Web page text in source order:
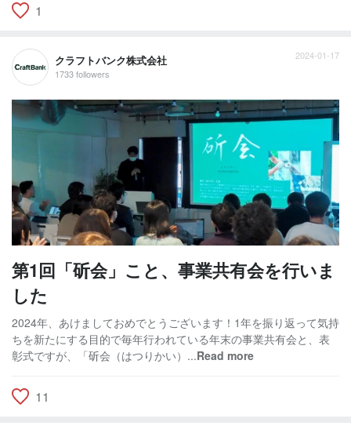
1
クラフトバンク株式会社
1733 followers
2024-01-17
第1回「斫会」こと、事業共有会を行いま
した
2024年、あけましておめでとうございます！1年を振り返って気持
ちを新たにする目的で毎年行われている年末の事業共有会と、表
彰式ですが、「斫会（はつりかい）...Read more
11